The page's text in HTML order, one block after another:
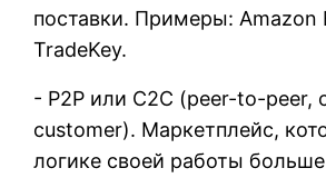
поставки. Примеры: Amazon
TradeKey.
- P2P или C2C (peer-to-peer,
customer). Маркетплейс,
логике своей работы